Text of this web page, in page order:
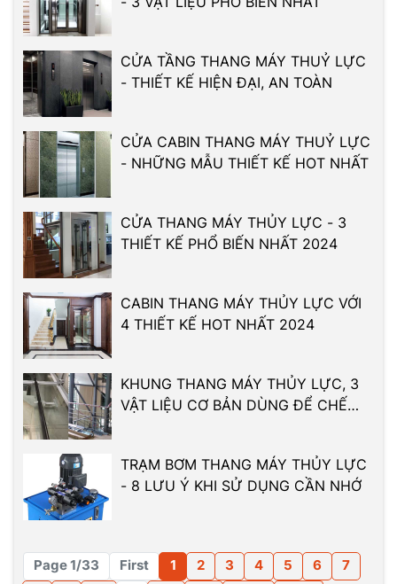
CỬA TẦNG THANG MÁY THUỶ LỰC
- THIẾT KẾ HIỆN ĐẠI, AN TOÀN
CỬA CABIN THANG MÁY THUỶ LỰC
- NHỮNG MẪU THIẾT KẾ HOT NHẤT
CỬA THANG MÁY THỦY LỰC - 3
THIẾT KẾ PHỔ BIẾN NHẤT 2024
CABIN THANG MÁY THỦY LỰC VỚI
4 THIẾT KẾ HOT NHẤT 2024
KHUNG THANG MÁY THỦY LỰC, 3
VẬT LIỆU CƠ BẢN DÙNG ĐỂ CHẾ
TRẠM BƠM THANG MÁY THỦY LỰC
- 8 LƯU Ý KHI SỬ DỤNG CẦN NHỚ
Page 1/33 First 1 2 3 4 5 6
7